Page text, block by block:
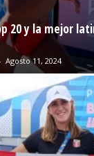
20 y la mejor
Agosto 11, 2024